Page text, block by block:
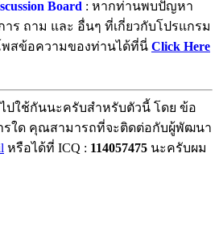
Board : หากท่านพบปัญหา
ร ถาม และ อื่นๆ ที่เกี่ยวกับโปรแกรม
สข้อความของท่านได้ที่นี่ Click Here
ไปใช้กันนะครับสำหรับตัวนี้ โดย ข้อ
รใด คุณสามารถที่จะติดต่อกับผู้พัฒนา
หรือได้ที่ ICQ : 114057475 นะครับผม